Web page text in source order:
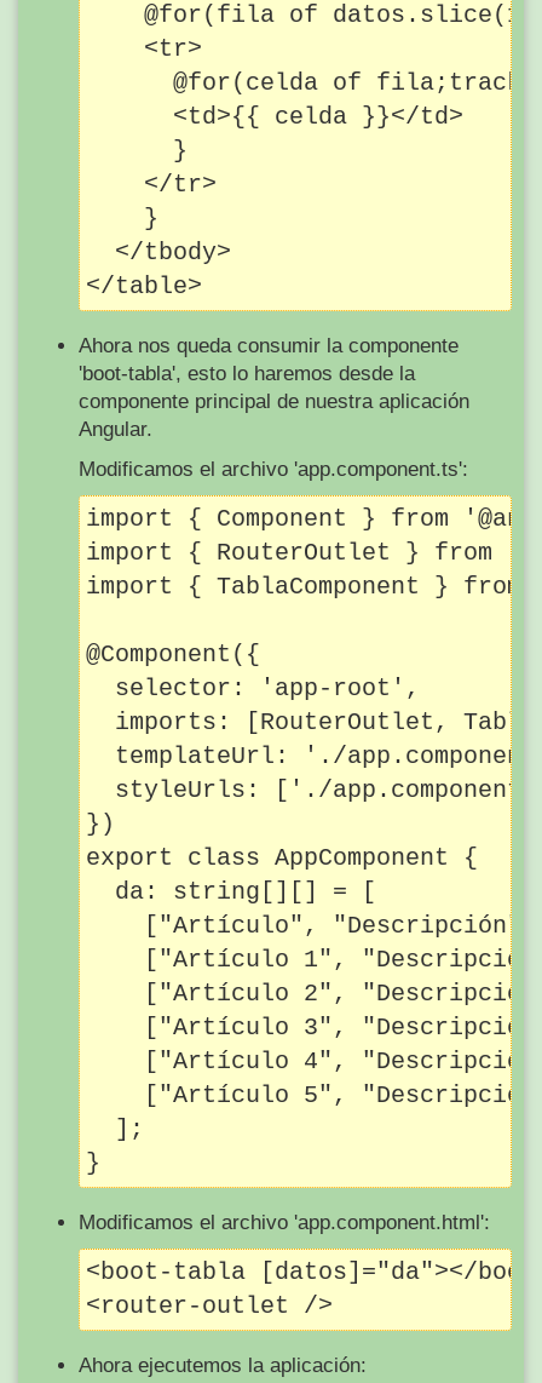
@for(fila of
    <tr>
@for(celda of fila;track
      <td>{{ celda }}</td>
      }
    </tr>
    }
  </tbody>
Ahora nos queda consumir la componente
'boot-tabla', esto lo haremos desde la
componente principal de nuestra aplicación
Angular.
Modificamos el archivo 'app.component.ts':
import { Component } from
import { RouterOutlet } from
import { TablaComponent }
@Component({
  selector: 'app-root',
imports: [RouterOutlet,
templateUrl: './
styleUrls: ['./
})
export class AppComponent {
  da: string[][] = [
["Artículo",
["Artículo 1",
["Artículo 2",
["Artículo 3",
["Artículo 4",
["Artículo 5",
  ];
Modificamos el archivo 'app.component.html':
<boot-tabla [datos]="da"></
Ahora ejecutemos la aplicación: